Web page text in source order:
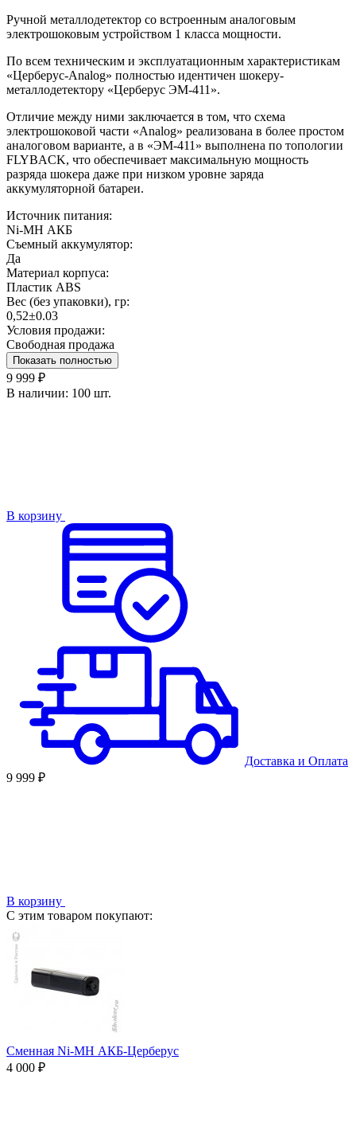
Ручной металлодетектор со встроенным аналоговым
электрошоковым устройством 1 класса мощности.
По всем техническим и эксплуатационным характеристикам
«Церберус-Analog» полностью идентичен шокеру-
металлодетектору «Церберус ЭМ-411».
Отличие между ними заключается в том, что схема
электрошоковой части «Analog» реализована в более простом
аналоговом варианте, а в «ЭМ-411» выполнена по топологии
FLYBACK, что обеспечивает максимальную мощность
разряда шокера даже при низком уровне заряда
аккумуляторной батареи.
Источник питания:
Ni-MH АКБ
Съемный аккумулятор:
Да
Материал корпуса:
Пластик ABS
Вес (без упаковки), гр:
0,52±0.03
Условия продажи:
Свободная продажа
Показать полностью
9 999 ₽
В наличии: 100 шт.
В корзину
Доставка и Оплата
9 999 ₽
В корзину
С этим товаром покупают:
Сменная Ni-MH АКБ-Церберус
4 000 ₽